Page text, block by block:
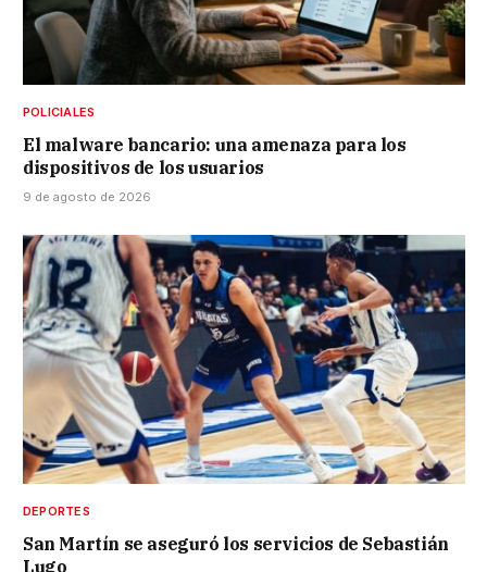
POLICIALES
El malware bancario: una amenaza para los
dispositivos de los usuarios
9 de agosto de 2026
DEPORTES
San Martín se aseguró los servicios de Sebastián
Lugo